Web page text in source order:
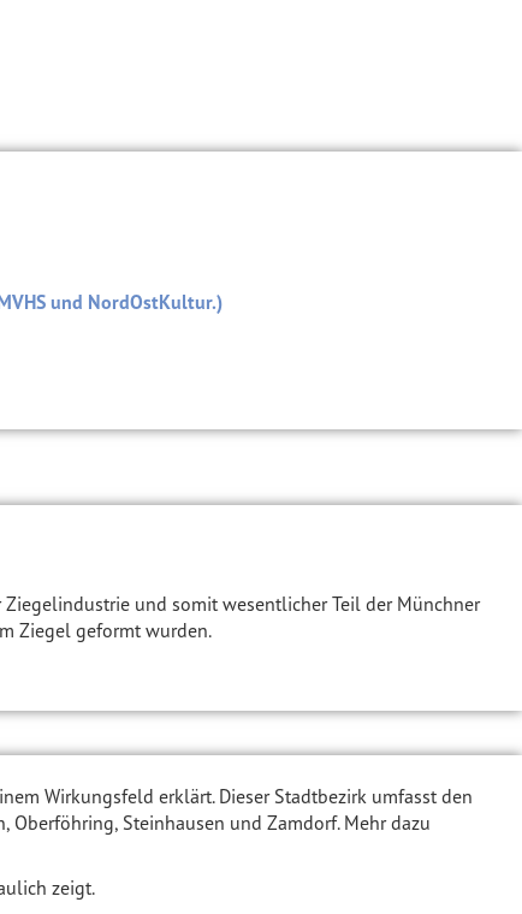
und NordOstKultur.)
und somit wesentlicher Teil der Münchner
Ziegel geformt wurden.
Wirkungsfeld erklärt. Dieser Stadtbezirk umfasst den
Oberföhring, Steinhausen und Zamdorf. Mehr dazu
zeigt.